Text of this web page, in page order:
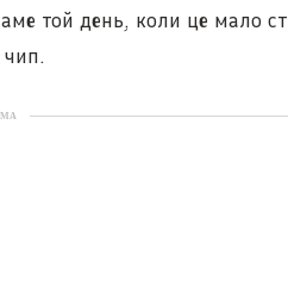
той день, коли це мало